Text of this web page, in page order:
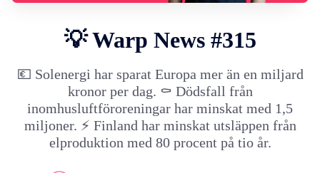
💡 Warp News #315
💶 Solenergi har sparat Europa mer än en miljard
kronor per dag. ⚰️ Dödsfall från
inomhusluftföroreningar har minskat med 1,5
miljoner. ⚡ Finland har minskat utsläppen från
elproduktion med 80 procent på tio år.